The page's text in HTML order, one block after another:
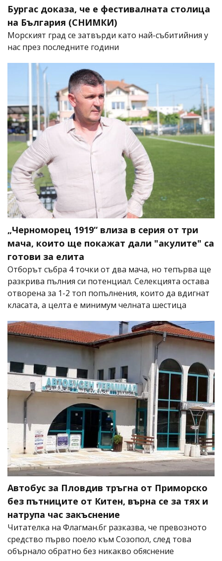
Бургас доказа, че е фестивалната столица
на България (СНИМКИ)
Морският град се затвърди като най-събитийния у
нас през последните години
„Черноморец 1919“ влиза в серия от три
мача, които ще покажат дали "акулите" са
готови за елита
Отборът събра 4 точки от два мача, но тепърва ще
разкрива пълния си потенциал. Селекцията остава
отворена за 1-2 топ попълнения, които да вдигнат
класата, а целта е минимум челната шестица
Автобус за Пловдив тръгна от Приморско
без пътниците от Китен, върна се за тях и
натрупа час закъснение
Читателка на Флагман.бг разказва, че превозното
средство първо поело към Созопол, след това
обърнало обратно без никакво обяснение